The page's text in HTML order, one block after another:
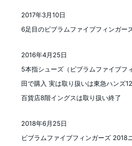
6足目のビブラムファイブフィンガー
2017年3月10日
5本指シューズ（ビブラムファイブフ
田で購入 実は取り扱いは東急ハンズ
百貨店8階イングスは取り扱い終了
2016年4月25日
ビブラムファイブフィンガーズ 2018
投稿日
2018年6月25日